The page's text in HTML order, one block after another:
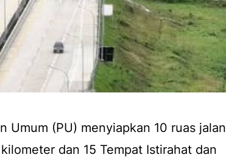
Umum (PU) menyiapkan 10 ruas jalan
dan 15 Tempat Istirahat dan